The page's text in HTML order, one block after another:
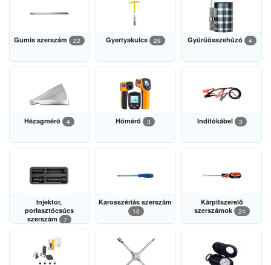
Gumis szerszám 22 Gyertyakulcs 29 Gyűrűösszehúzó 4
Hézagmérő 4 Hőmérő 3 Indítókábel 3
Injektor,
porlasztócsúcs
szerszám
7
Karosszériás szerszám
10
Kárpitszerelő
szerszámok
24